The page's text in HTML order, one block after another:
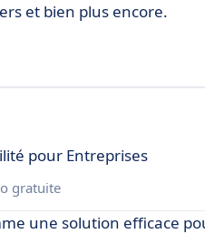
et bien plus encore.
pour Entreprises
gratuite
une solution efficace